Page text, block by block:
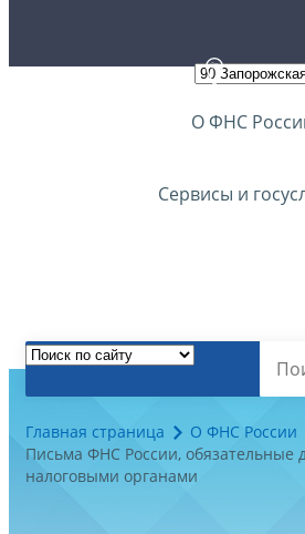
О ФНС
Сервисы и
Главная страница
О ФНС России
Письма ФНС России, обязательные
налоговыми органами